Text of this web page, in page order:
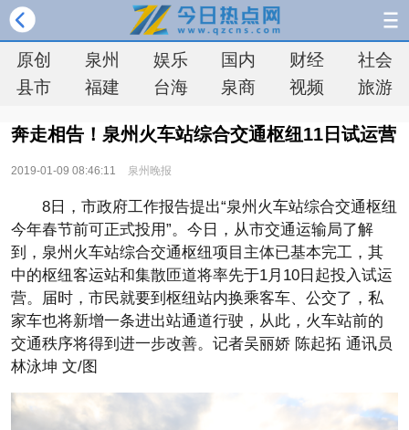
原创 泉州 娱乐 国内 财经
社会
县市
福建 台海 泉商 视频 旅游
奔走相告！泉州火车站综合交通枢纽11日试运营
2019-01-09 08:46:11 泉州晚报
8日，市政府工作报告提出“泉州火车站综合交通枢纽
今年春节前可正式投用”。今日，从市交通运输局了解
到，泉州火车站综合交通枢纽项目主体已基本完工，其
中的枢纽客运站和集散匝道将率先于1月10日起投入试运
营。届时，市民就要到枢纽站内换乘客车、公交了，私
家车也将新增一条进出站通道行驶，从此，火车站前的
交通秩序将得到进一步改善。记者吴丽娇 陈起拓 通讯员
林泳坤 文/图